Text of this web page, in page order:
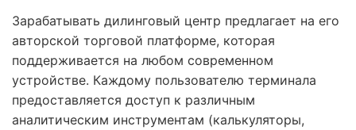
Зарабатывать дилинговый центр предлагает на его
авторской торговой платформе, которая
поддерживается на любом современном
устройстве. Каждому пользователю терминала
предоставляется доступ к различным
аналитическим инструментам (калькуляторы,